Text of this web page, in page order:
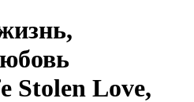
Stolen Love,